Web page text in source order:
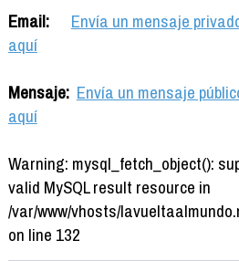
Email:
Envía un mensaje
aquí
Mensaje: Envía un mensaje
aquí
Warning: mysql_fetch_object():
valid MySQL result resource in
/var/www/vhosts/
on line 132